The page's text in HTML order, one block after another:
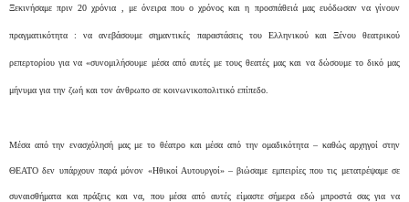
Ξεκινήσαμε πριν 20 χρόνια , με όνειρα που ο χρόνος και η προσπάθειά μας ευόδωσαν να γίνουν
πραγματικότητα :να ανεβάσουμε σημαντικές παραστάσεις του Ελληνικού και Ξένου θεατρικού
ρεπερτορίου για να «συνομιλήσουμε μέσα από αυτές με τους θεατές μας και να δώσουμε το δικό μας
μήνυμα για την ζωή και τον άνθρωπο σε κοινωνικοπολιτικό επίπεδο.
Μέσα από την ενασχόλησή μας με το θέατρο και μέσα από την ομαδικότητα – καθώς αρχηγοί στην
ΘΕΑΤΟ δεν υπάρχουν παρά μόνον «Ηθικοί Αυτουργοί» – βιώσαμε εμπειρίες που τις μετατρέψαμε σε
συναισθήματα και πράξεις και να, που μέσα από αυτές είμαστε σήμερα εδώ μπροστά σας για να